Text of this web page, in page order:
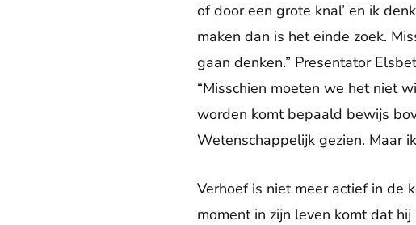
of door een grote knal’ en ik
maken dan is het einde zoek.
gaan denken.” Presentator
“Misschien moeten we het niet
worden komt bepaald bewijs
Wetenschappelijk gezien. Maar
Verhoef is niet meer actief in de
moment in zijn leven komt dat hij